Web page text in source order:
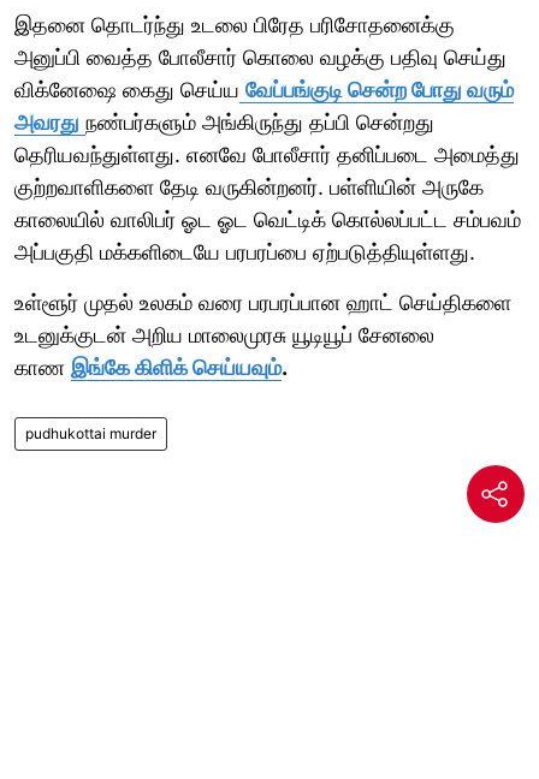
இதனை தொடர்ந்து உடலை பிரேத பரிசோதனைக்கு
அனுப்பி வைத்த போலீசார் கொலை வழக்கு பதிவு செய்து
விக்னேஷை கைது செய்ய வேப்பங்குடி சென்ற போது வரும்
அவரது நண்பர்களும் அங்கிருந்து தப்பி சென்றது
தெரியவந்துள்ளது. எனவே போலீசார் தனிப்படை அமைத்து
குற்றவாளிகளை தேடி வருகின்றனர். பள்ளியின் அருகே
காலையில் வாலிபர் ஓட ஓட வெட்டிக் கொல்லப்பட்ட சம்பவம்
அப்பகுதி மக்களிடையே பரபரப்பை ஏற்படுத்தியுள்ளது.
உள்ளூர் முதல் உலகம் வரை பரபரப்பான ஹாட் செய்திகளை
உடனுக்குடன் அறிய மாலைமுரசு யூடியூப் சேனலை
காண இங்கே கிளிக் செய்யவும்.
pudhukottai murder